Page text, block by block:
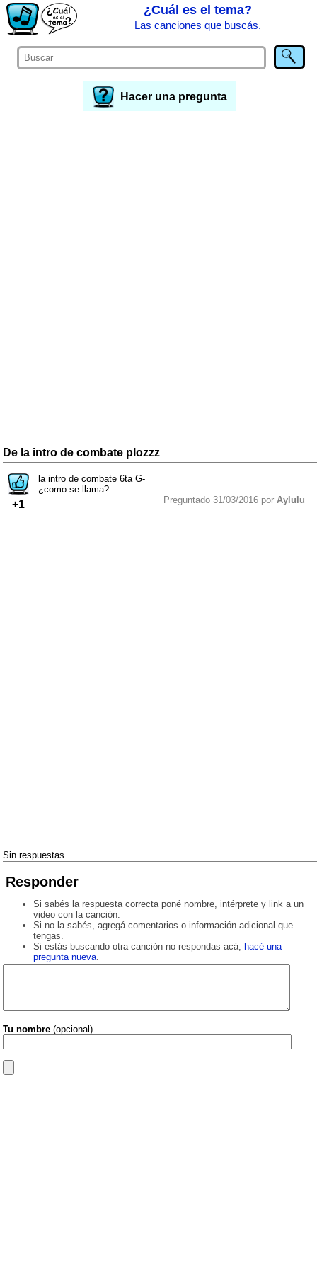
¿Cuál es el tema?
Las canciones que buscás.
Hacer una pregunta
De la intro de combate plozzz
+1
la intro de combate 6ta G-
¿como se llama?
Preguntado 31/03/2016 por Aylulu
Sin respuestas
Responder
Si sabés la respuesta correcta poné nombre, intérprete y link a un
video con la canción.
Si no la sabés, agregá comentarios o información adicional que
tengas.
Si estás buscando otra canción no respondas acá, hacé una
pregunta nueva.
Tu nombre (opcional)